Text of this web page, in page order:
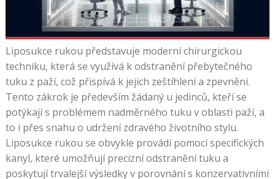
Liposukce rukou představuje moderní chirurgickou
techniku, která se využívá k odstranění přebytečného
tuku z paží, což přispívá k jejich zeštíhlení a zpevnění.
Tento zákrok je především žádaný u jedinců, kteří se
potýkají s problémem nadměrného tuku v oblasti paží, a
to i přes snahu o udržení zdravého životního stylu.
Liposukce rukou se obvykle provádí pomocí specifických
kanyl, které umožňují precizní odstranění tuku a
poskytují trvalejší výsledky v porovnání s konzervativními